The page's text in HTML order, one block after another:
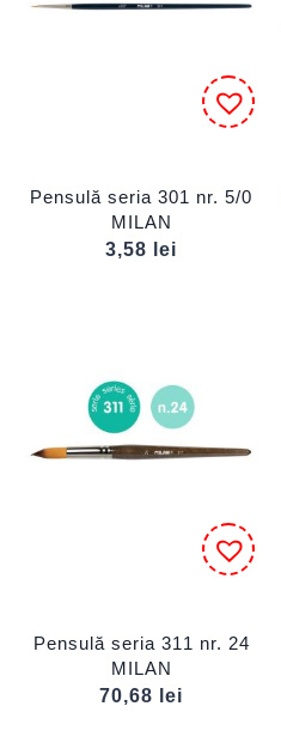
Pensulă seria 301 nr. 5/0
MILAN
3,58
lei
Pensulă seria 311 nr. 24
MILAN
70,68
lei